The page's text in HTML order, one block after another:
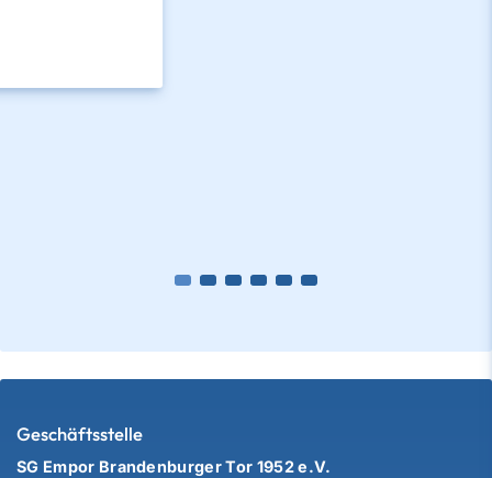
Geschäftsstelle
SG Empor Brandenburger Tor 1952 e.V.